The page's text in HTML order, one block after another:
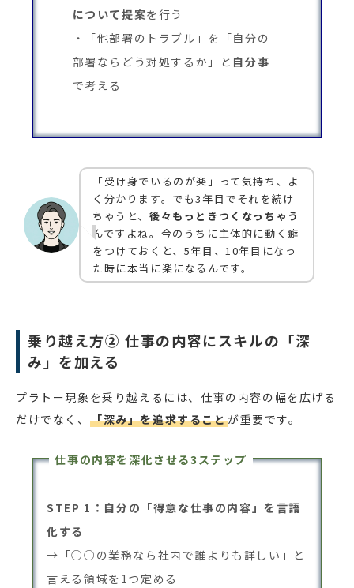
について提案を行う
「他部署のトラブル」を「自分の
部署ならどう対処するか」と 自分事
で考える
「受け身でいるのが楽」って気持ち、よ
く分かります。でも3年目でそれを続け
ちゃうと、 後々もっときつくなっちゃう
んですよね。今のうちに主体的に動く癖
をつけておくと、5年目、10年目になっ
た時に本当に楽になるんです。
乗り越え方② 仕事の内容にスキルの「深
み」を加える
プラトー現象を乗り越えるには、仕事の内容の幅を広げる
だけでなく、 「深み」を追求することが重要です。
仕事の内容を深化させる3ステップ
STEP 1：自分の「得意な仕事の内容」を言語
化する
→「○○の業務なら社内で誰よりも詳しい」と
言える領域を1つ定める